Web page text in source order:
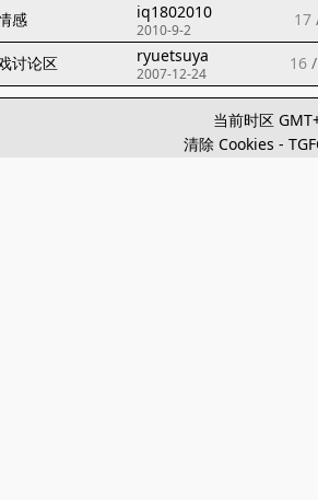
感 iq1802010
2010-9-2
17
讨论区 ryuetsuya
2007-12-24
16/
当前时区
清除 Cookies -